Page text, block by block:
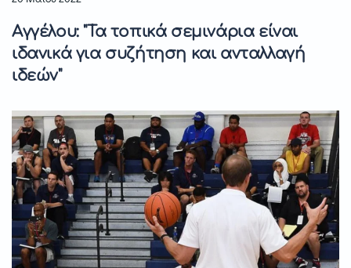
Αγγέλου: "Τα τοπικά σεμινάρια είναι
ιδανικά για συζήτηση και ανταλλαγή
ιδεών"